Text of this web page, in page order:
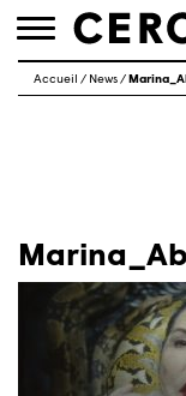
Toggle
Accueil / News/